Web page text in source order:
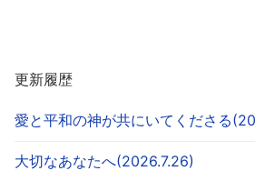
更新履歴
愛と平和の神が共にいてくださる
大切なあなたへ(2026.7.26)